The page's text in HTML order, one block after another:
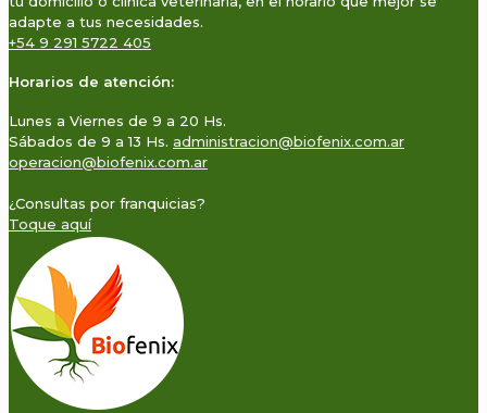
adapte a tus necesidades.
+54 9 291 5722 405
Horarios de atención:
Lunes a Viernes de 9 a 20 Hs.
Sábados de 9 a 13 Hs. administracion@biofenix.com.ar
operacion@biofenix.com.ar
¿Consultas por franquicias?
Toque aquí